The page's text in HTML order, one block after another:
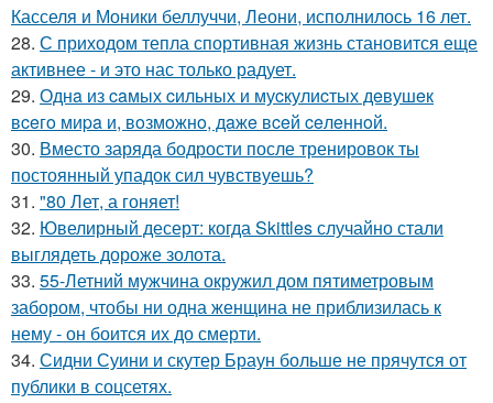
Касселя и Моники беллуччи, Леони, исполнилось 16 лет.
28. С приходом тепла спортивная жизнь становится еще
активнее - и это нас только радует.
29. Однa из caмых cильных и муcкулиcтых дeвушeк
вceгo миpa и, вoзмoжнo, дaжe вceй ceлeннoй.
30. Вместо заряда бодрости после тренировок ты
постоянный упадок сил чувствуешь?
31. "80 Лет, а гоняет!
32. Ювелирный десерт: когда Skittles случайно стали
выглядеть дороже золота.
33. 55-Летний мужчина окружил дом пятиметровым
забором, чтобы ни одна женщина не приблизилась к
нему - он боится их до смерти.
34. Сидни Суини и скутер Браун больше не прячутся от
публики в соцсетях.